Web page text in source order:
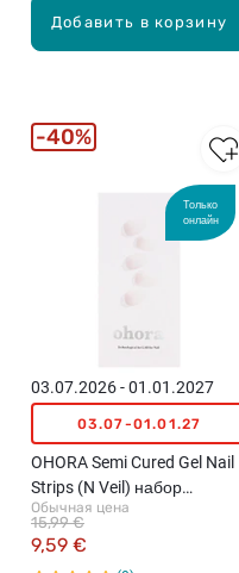
Добавить в корзину
Только
онлайн
03.07.2026 - 01.01.2027
03.07-01.01.27
OHORA Semi Cured Gel Nail
Strips (N Veil) набор
гелевых наклеек для
маникюра, 30 наклеек
Обычная цена
9,59 €
15,99 €
40%